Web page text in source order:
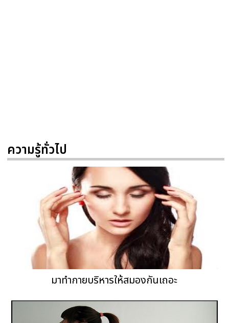
ความรู้ทั่วไป
มาทำกายบริหารให้สมองกันเถอะ